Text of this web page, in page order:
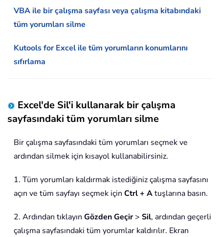
VBA ile bir çalışma sayfası veya çalışma kitabındaki
tüm yorumları silme
Kutools for Excel ile tüm yorumların konumlarını
sıfırlama
Excel'de Sil'i kullanarak bir çalışma
sayfasındaki tüm yorumları silme
Bir çalışma sayfasındaki tüm yorumları seçmek ve
ardından silmek için kısayol kullanabilirsiniz.
1. Tüm yorumları kaldırmak istediğiniz çalışma sayfasını
açın ve tüm sayfayı seçmek için Ctrl + Atuşlarına basın.
2. Ardından tıklayın Gözden Geçir> Sil, ardından geçerli
çalışma sayfasındaki tüm yorumlar kaldırılır. Ekran